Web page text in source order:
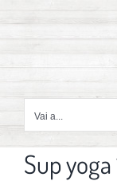
contenuto
Vai a...
Sup yoga